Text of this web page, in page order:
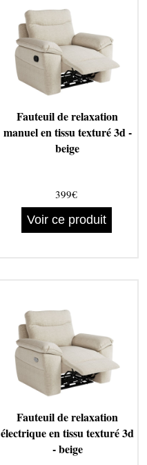
Fauteuil de relaxation
manuel en tissu texturé 3d -
beige
399€
Voir ce produit
Fauteuil de relaxation
électrique en tissu texturé 3d
- beige